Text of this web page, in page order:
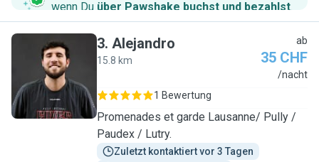
wenn Du über Pawshake buchst und bezahlst.
A
3. Alejandro
15.8 km
ab
35 CHF
/nacht
1 Bewertung
Promenades et garde Lausanne/ Pully /
Paudex / Lutry.
Zuletzt kontaktiert vor 3 Tagen